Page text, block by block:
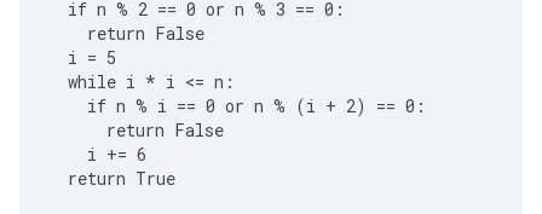
  if n % 2 == 0 or n % 3 == 0:
    return False
  i = 5
  while i * i <= n:
    if n % i == 0 or n % (i + 2) == 0:
      return False
    i += 6
  return True